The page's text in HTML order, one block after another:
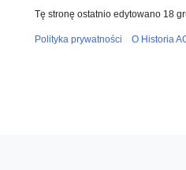
Tę stronę ostatnio edytowano 18
Polityka prywatności O Historia